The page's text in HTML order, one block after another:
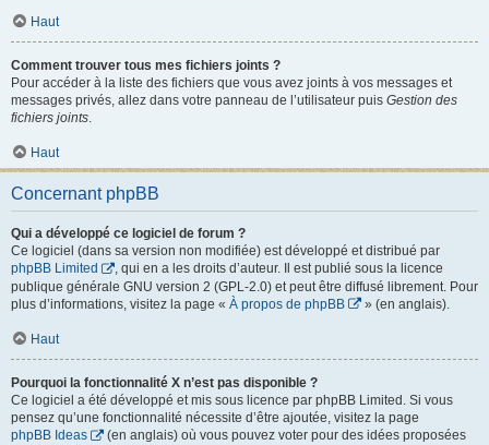
Haut
Comment trouver tous mes fichiers joints ?
Pour accéder à la liste des fichiers que vous avez joints à vos messages et
messages privés, allez dans votre panneau de l’utilisateur puis Gestion des
fichiers joints
Haut
Concernant phpBB
Qui a développé ce logiciel de forum ?
Ce logiciel (dans sa version non modifiée) est développé et distribué par
phpBB Limited
, qui en a les droits d’auteur. Il est publié sous la licence
publique générale GNU version 2 (GPL-2.0) et peut être diffusé librement. Pour
plus d’informations, visitez la page « À propos de phpBB » (en anglais).
Haut
Pourquoi la fonctionnalité X n’est pas disponible ?
Ce logiciel a été développé et mis sous licence par phpBB Limited. Si vous
pensez qu’une fonctionnalité nécessite d’être ajoutée, visitez la page
phpBB Ideas
(en anglais) où vous pouvez voter pour des idées proposées